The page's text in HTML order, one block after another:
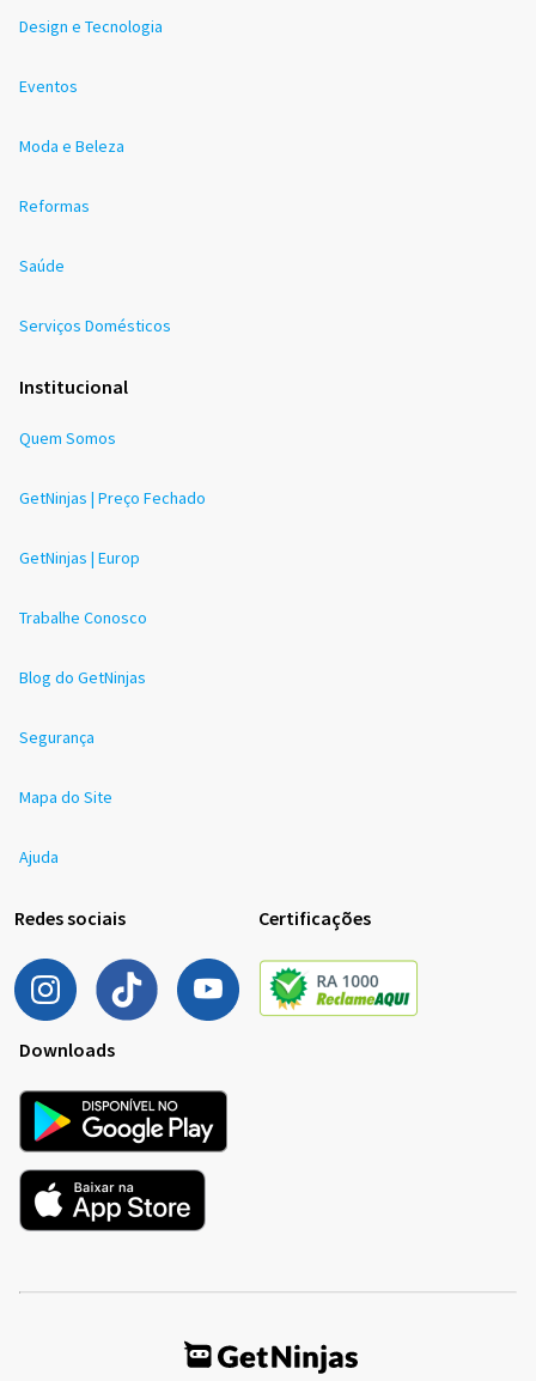
Design e Tecnologia
Eventos
Moda e Beleza
Reformas
Saúde
Serviços Domésticos
Institucional
Quem Somos
GetNinjas | Preço Fechado
GetNinjas | Europ
Trabalhe Conosco
Blog do GetNinjas
Segurança
Mapa do Site
Ajuda
Redes sociais Certificações
Downloads